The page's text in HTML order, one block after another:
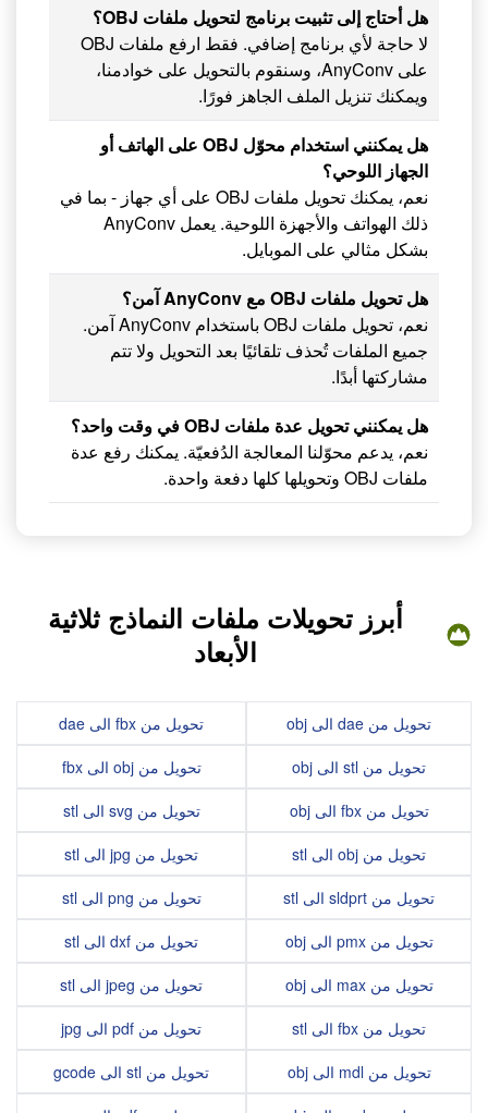
هل أحتاج إلى تثبيت برنامج لتحويل ملفات OBJ؟
لا حاجة لأي برنامج إضافي. فقط ارفع ملفات OBJ
على AnyConv، وسنقوم بالتحويل على خوادمنا،
ويمكنك تنزيل الملف الجاهز فورًا.
هل يمكنني استخدام محوّل OBJ على الهاتف أو
الجهاز اللوحي؟
نعم، يمكنك تحويل ملفات OBJ على أي جهاز - بما في
ذلك الهواتف والأجهزة اللوحية. يعمل AnyConv
بشكل مثالي على الموبايل.
هل تحويل ملفات OBJ مع AnyConv آمن؟
نعم، تحويل ملفات OBJ باستخدام AnyConv آمن.
جميع الملفات تُحذف تلقائيًا بعد التحويل ولا تتم
مشاركتها أبدًا.
هل يمكنني تحويل عدة ملفات OBJ في وقت واحد؟
نعم، يدعم محوّلنا المعالجة الدُفعيّة. يمكنك رفع عدة
ملفات OBJ وتحويلها كلها دفعة واحدة.
أبرز تحويلات ملفات النماذج ثلاثية
الأبعاد
تحويل من dae الى obj
تحويل من stl الى obj
تحويل من fbx الى obj
تحويل من obj الى stl
تحويل من sldprt الى stl
تحويل من pmx الى obj
تحويل من max الى obj
تحويل من fbx الى stl
تحويل من mdl الى obj
تحويل من fbx الى dae
تحويل من obj الى fbx
تحويل من svg الى stl
تحويل من jpg الى stl
تحويل من png الى stl
تحويل من dxf الى stl
تحويل من jpeg الى stl
تحويل من pdf الى jpg
تحويل من stl الى gcode